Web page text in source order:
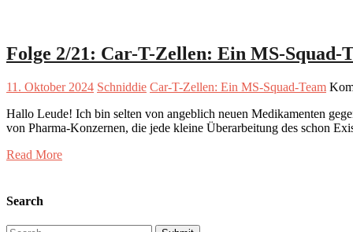
Folge 2/21: Car-T-Zellen: Ein MS-Squad-
11. Oktober 2024 Schniddie Car-T-Zellen: Ein MS-Squad-Team
Hallo Leude! Ich bin selten von angeblich neuen Medikamenten
von Pharma-Konzernen, die jede kleine Überarbeitung des schon
Read More
Search